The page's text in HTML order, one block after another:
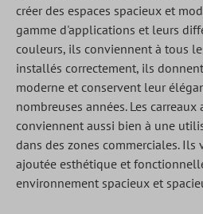
créer des espaces spacieux et
gamme d'applications et leurs
couleurs, ils conviennent à tous
installés correctement, ils
moderne et conservent leur
nombreuses années. Les
conviennent aussi bien à une
dans des zones commerciales.
ajoutée esthétique et
environnement spacieux et